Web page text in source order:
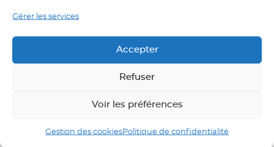
Gérer les services
Accepter
Refuser
Voir les préférences
Gestion des cookiesPolitique de confidentialité